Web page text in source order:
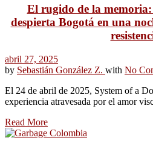
El rugido de la
despierta Bogotá en una
abril 27, 2025
by Sebastián González Z. with No
El 24 de abril de 2025, System of a
experiencia atravesada por el amor
Read More